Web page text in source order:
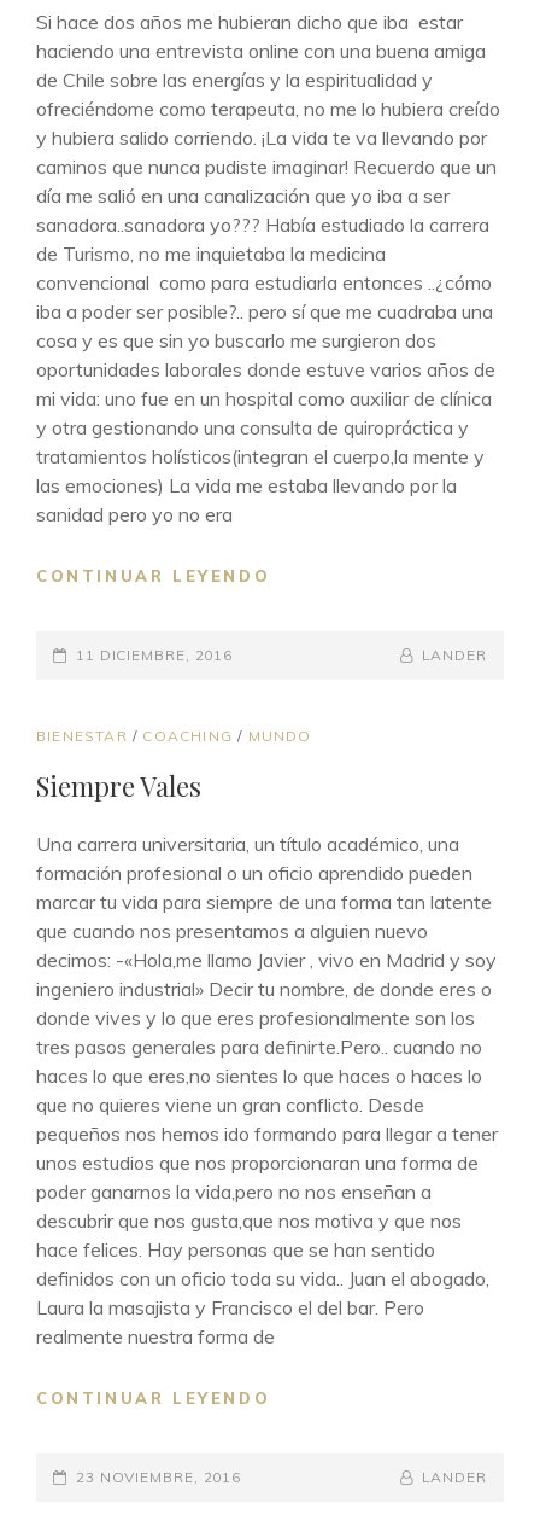
Si hace dos años me hubieran dicho que iba estar
haciendo una entrevista online con una buena amiga
de Chile sobre las energías y la espiritualidad y
ofreciéndome como terapeuta, no me lo hubiera creído
y hubiera salido corriendo. ¡La vida te va llevando por
caminos que nunca pudiste imaginar! Recuerdo que un
día me salió en una canalización que yo iba a ser
sanadora..sanadora yo??? Había estudiado la carrera
de Turismo, no me inquietaba la medicina
convencional como para estudiarla entonces ..¿cómo
iba a poder ser posible?.. pero sí que me cuadraba una
cosa y es que sin yo buscarlo me surgieron dos
oportunidades laborales donde estuve varios años de
mi vida: uno fue en un hospital como auxiliar de clínica
y otra gestionando una consulta de quiropráctica y
tratamientos holísticos(integran el cuerpo,la mente y
las emociones) La vida me estaba llevando por la
sanidad pero yo no era
CONTINUAR LEYENDO
TE
PUBLICADO
11 DICIEMBRE, 2016
BY
BYLINE
LANDER
ENLACES
CATEGORÍAS
BIENESTAR / COACHING / MUNDO
Siempre Vales
Una carrera universitaria, un título académico, una
formación profesional o un oficio aprendido pueden
marcar tu vida para siempre de una forma tan latente
que cuando nos presentamos a alguien nuevo
decimos: -«Hola,me llamo Javier , vivo en Madrid y soy
ingeniero industrial» Decir tu nombre, de donde eres o
donde vives y lo que eres profesionalmente son los
tres pasos generales para definirte.Pero.. cuando no
haces lo que eres,no sientes lo que haces o haces lo
que no quieres viene un gran conflicto. Desde
pequeños nos hemos ido formando para llegar a tener
unos estudios que nos proporcionaran una forma de
poder ganarnos la vida,pero no nos enseñan a
descubrir que nos gusta,que nos motiva y que nos
hace felices. Hay personas que se han sentido
definidos con un oficio toda su vida.. Juan el abogado,
Laura la masajista y Francisco el del bar. Pero
realmente nuestra forma de
CONTINUAR LEYENDO
PUBLICADO
23 NOVIEMBRE, 2016
BY
BYLINE
LANDER